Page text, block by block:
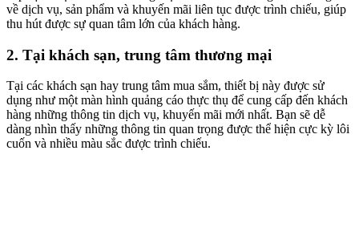
về dịch vụ, sản phẩm và khuyến mãi liên tục được trình chiếu, giúp
thu hút được sự quan tâm lớn của khách hàng.
2. Tại khách sạn, trung tâm thương mại
Tại các khách sạn hay trung tâm mua sắm, thiết bị này được sử
dụng như một màn hình quảng cáo thực thụ để cung cấp đến khách
hàng những thông tin dịch vụ, khuyến mãi mới nhất. Bạn sẽ dễ
dàng nhìn thấy những thông tin quan trọng được thể hiện cực kỳ lôi
cuốn và nhiều màu sắc được trình chiếu.